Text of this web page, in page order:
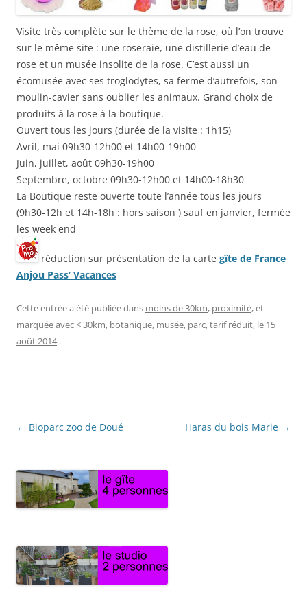
Visite très complète sur le thème de la rose, où l’on trouve
sur le même site : une roseraie, une distillerie d’eau de
rose et un musée insolite de la rose. C’est aussi un
écomusée avec ses troglodytes, sa ferme d’autrefois, son
moulin-cavier sans oublier les animaux. Grand choix de
produits à la rose à la boutique.
Ouvert tous les jours (durée de la visite : 1h15)
Avril, mai 09h30-12h00 et 14h00-19h00
Juin, juillet, août 09h30-19h00
Septembre, octobre 09h30-12h00 et 14h00-18h30
La Boutique reste ouverte toute l’année tous les jours
(9h30-12h et 14h-18h : hors saison ) sauf en janvier, fermée
les week end
réduction sur présentation de la carte gîte de France
Anjou Pass’ Vacances
Cette entrée a été publiée dans moins de 30km, proximité, et
marquée avec< 30km, botanique, musée, parc,tarif réduit, le 15
août 2014 .
Navigation
← Bioparc zoo de Doué Haras du bois Marie →